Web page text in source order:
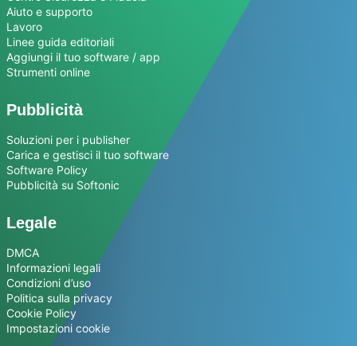
Aiuto e supporto
Lavoro
Linee guida editoriali
Aggiungi il tuo software / app
Strumenti online
Pubblicità
Soluzioni per i publisher
Carica e gestisci il tuo software
Software Policy
Pubblicità su Softonic
Legale
DMCA
Informazioni legali
Condizioni d’uso
Politica sulla privacy
Cookie Policy
Impostazioni cookie